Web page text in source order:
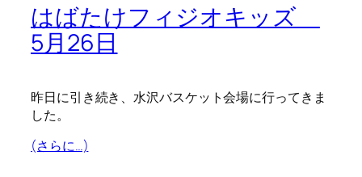
はばたけフィジオキッズ
5月26日
昨日に引き続き、水沢バスケット会場に行ってきま
した。
(さらに…)